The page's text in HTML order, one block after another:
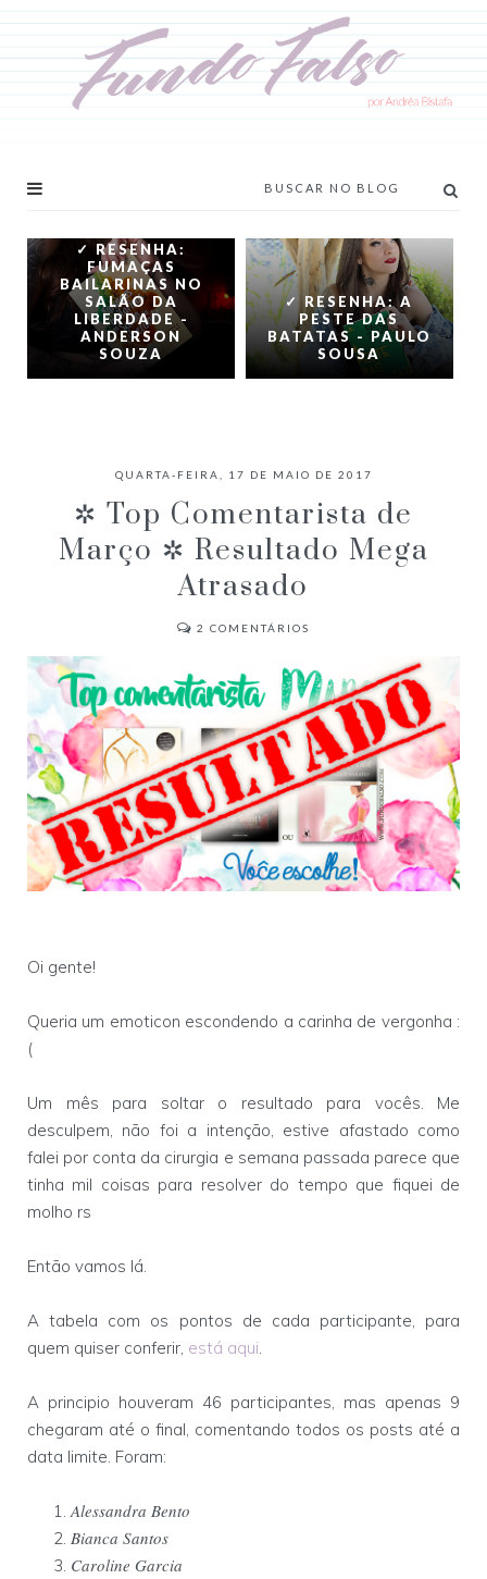
✓ RESENHA:
FUMAÇAS
BAILARINAS NO
SALÃO DA
LIBERDADE -
ANDERSON
SOUZA
✓ RESENHA: A
PESTE DAS
BATATAS - PAULO
SOUSA
QUARTA-FEIRA, 17 DE MAIO DE 2017
✲ Top Comentarista de
Março ✲ Resultado Mega
Atrasado
2 COMENTÁRIOS
Oi gente!
Queria um emoticon escondendo a carinha de vergonha :
(
Um mês para soltar o resultado para vocês. Me
desculpem, não foi a intenção, estive afastado como
falei por conta da cirurgia e semana passada parece que
tinha mil coisas para resolver do tempo que fiquei de
molho rs
Então vamos lá.
A tabela com os pontos de cada participante, para
quem quiser conferir, está aqui.
A principio houveram 46 participantes, mas apenas 9
chegaram até o final, comentando todos os posts até a
data limite. Foram:
Alessandra Bento
Bianca Santos
Caroline Garcia